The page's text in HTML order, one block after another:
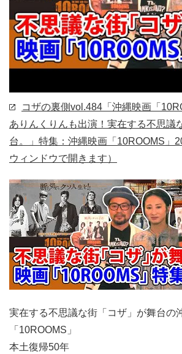
コザの裏側vol.484「沖縄映画「
ありんくりんも出演！実在する不思議
台。」特集：沖縄映画「10ROOMS」
ウィンドウで開きます）
実在する不思議な街「コザ」が舞台の
「10ROOMS」
本土復帰50年